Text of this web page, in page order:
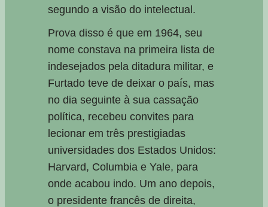
segundo a visão do intelectual.
Prova disso é que em 1964, seu
nome constava na primeira lista de
indesejados pela ditadura militar, e
Furtado teve de deixar o país, mas
no dia seguinte à sua cassação
política, recebeu convites para
lecionar em três prestigiadas
universidades dos Estados Unidos:
Harvard, Columbia e Yale, para
onde acabou indo. Um ano depois,
o presidente francês de direita,